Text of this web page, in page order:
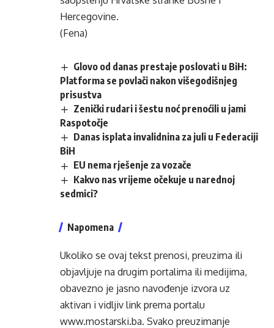
Hercegovine.
(Fena)
Glovo od danas prestaje poslovati u BiH:
Platforma se povlači nakon višegodišnjeg
prisustva
Zenički rudari i šestu noć prenoćili u jami
Raspotočje
Danas isplata invalidnina za juli u Federaciji
BiH
EU nema rješenje za vozače
Kakvo nas vrijeme očekuje u narednoj
sedmici?
Napomena
Ukoliko se ovaj tekst prenosi, preuzima ili
objavljuje na drugim portalima ili medijima,
obavezno je jasno navođenje izvora uz
aktivan i vidljiv link prema portalu
www.mostarski.ba. Svako preuzimanje